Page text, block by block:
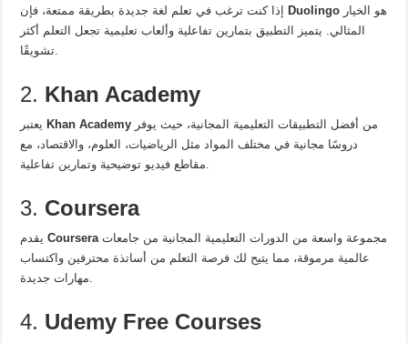
إذا كنت ترغب في تعلم لغة جديدة بطريقة ممتعة، فإنDuolingo
المثالي. يتميز التطبيق بتمارين تفاعلية وألعاب تعليمية تجعل التعلم أكثر
2. Khan Academy
يعتبرKhan Academy
دروسًا مجانية في مختلف المواد مثل الرياضيات، العلوم، والاقتصاد، مع
3. Coursera
يقدمCoursera مجموعة واسعة من الدورات التعليمية المجانية من جامعات
عالمية مرموقة، مما يتيح لك فرصة التعلم من أساتذة محترفين واكتساب
4. Udemy Free Courses